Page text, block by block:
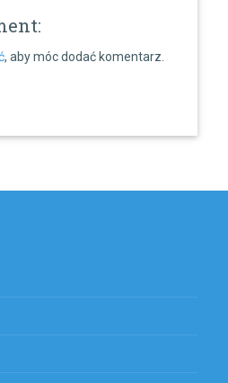
, aby móc dodać komentarz.